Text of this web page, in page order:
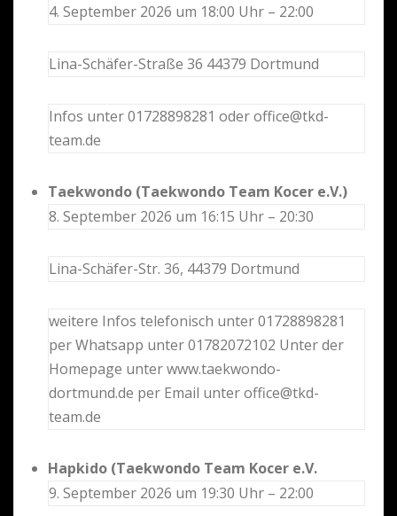
4. September 2026 um 18:00 Uhr – 22:00
Lina-Schäfer-Straße 36 44379 Dortmund
Infos unter 01728898281 oder office@tkd-
team.de
Taekwondo (Taekwondo Team Kocer e.V.)
8. September 2026 um 16:15 Uhr – 20:30
Lina-Schäfer-Str. 36, 44379 Dortmund
weitere Infos telefonisch unter 01728898281
per Whatsapp unter 01782072102 Unter der
Homepage unter www.taekwondo-
dortmund.de per Email unter office@tkd-
team.de
Hapkido (Taekwondo Team Kocer e.V.
9. September 2026 um 19:30 Uhr – 22:00